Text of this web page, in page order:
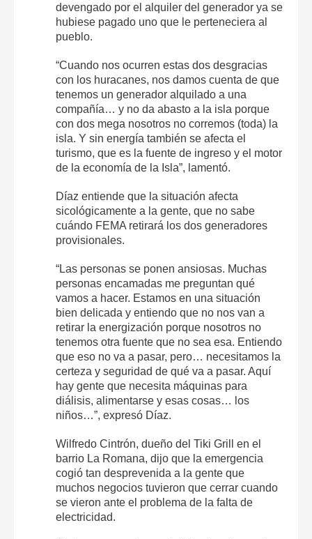
devengado por el alquiler del generador ya se
hubiese pagado uno que le perteneciera al
pueblo.
“Cuando nos ocurren estas dos desgracias
con los huracanes, nos damos cuenta de que
tenemos un generador alquilado a una
compañía… y no da abasto a la isla porque
con dos mega nosotros no corremos (toda) la
isla. Y sin energía también se afecta el
turismo, que es la fuente de ingreso y el motor
de la economía de la Isla”, lamentó.
Díaz entiende que la situación afecta
sicológicamente a la gente, que no sabe
cuándo FEMA retirará los dos generadores
provisionales.
“Las personas se ponen ansiosas. Muchas
personas encamadas me preguntan qué
vamos a hacer. Estamos en una situación
bien delicada y entiendo que no nos van a
retirar la energización porque nosotros no
tenemos otra fuente que no sea esa. Entiendo
que eso no va a pasar, pero… necesitamos la
certeza y seguridad de qué va a pasar. Aquí
hay gente que necesita máquinas para
diálisis, alimentarse y esas cosas… los
niños…”, expresó Díaz.
Wilfredo Cintrón, dueño del Tiki Grill en el
barrio La Romana, dijo que la emergencia
cogió tan desprevenida a la gente que
muchos negocios tuvieron que cerrar cuando
se vieron ante el problema de la falta de
electricidad.